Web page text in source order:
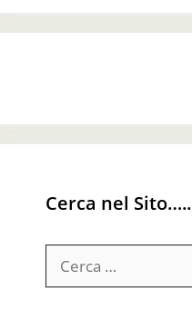
Cerca nel Sito…..
per: